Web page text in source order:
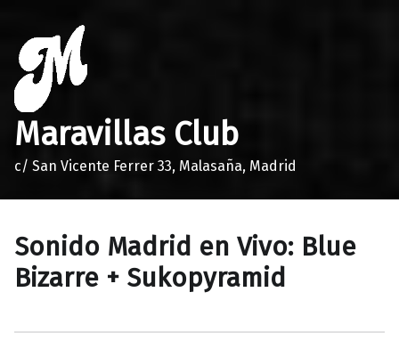
Maravillas Club
c/ San Vicente Ferrer 33, Malasaña, Madrid
Sonido Madrid en Vivo: Blue
Bizarre + Sukopyramid